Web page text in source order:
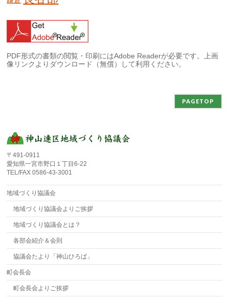
PDF形式の書類の閲覧・印刷にはAdobe Readerが必要です。上画
像リンクよりダウンロード（無償）して利用ください。
PAGETOP
〒491-0911
愛知県一宮市野口１丁目6-22
TEL/FAX 0586-43-3001
地域づくり協議会
地域づくり協議会よりご挨拶
地域づくり協議会とは？
各部会紹介＆会則
協議会たより「神山ひろば」
町会長会
町会長会よりご挨拶